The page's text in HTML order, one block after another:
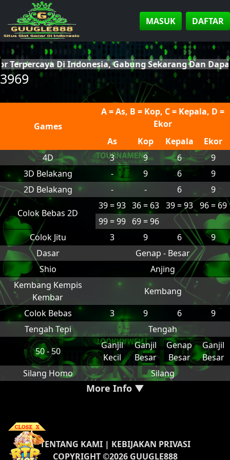
MASUK DAFTAR
Di Indonesia, Gabung Sekarang Dan
3969
Games
A = As, B = Kop, C = Kepala, D =
Ekor
As
Kop Kepala
Ekor
4D
3 9 6
9
3D Belakang
- 9 6
9
2D Belakang
- - 6 9
Colok Bebas 2D
39 = 93 36 = 63 39 = 93
96 = 69
99 = 99 69 = 96
Colok Jitu
3 9 6
9
Dasar
Genap - Besar
Shio
Anjing
Kembang Kempis
Kembar
Kembang
Colok Bebas
3 9 6
9
Tengah Tepi
Tengah
50 - 50
Ganjil
Kecil
Ganjil
Besar
Genap
Besar
Ganjil
Besar
Silang Homo
Silang
More Info ▼
TENTANG KAMI| KEBIJAKAN PRIVASI
COPYRIGHT ©2026 GUUGLE888